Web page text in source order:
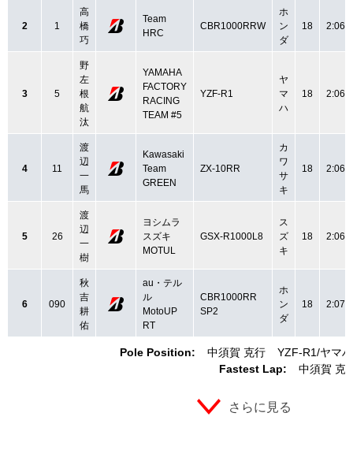
Pole Position: 中須賀 克行 YZF-R1 ヤマハ
Fastest Lap:
中須賀 克
2 1
高
橋
巧
Team
HRC
CBR1000RRW
ホ
ン
ダ
18
3 5
野
左
根
航
汰
YAMAHA
FACTORY
RACING
TEAM #5
YZF-R1
ヤ
マ
ハ
18
4 11
渡
辺
一
馬
Kawasaki
Team
GREEN
ZX-10RR
カ
ワ
サ
キ
18
5 26
渡
辺
一
樹
ヨシムラ
スズキ
MOTUL
GSX-R1000L8
ス
ズ
キ
18
6 090
秋
吉
耕
佑
au・テル
ル
MotoUP
RT
CBR1000RR
SP2
ホ
ン
ダ
18
さらに見る